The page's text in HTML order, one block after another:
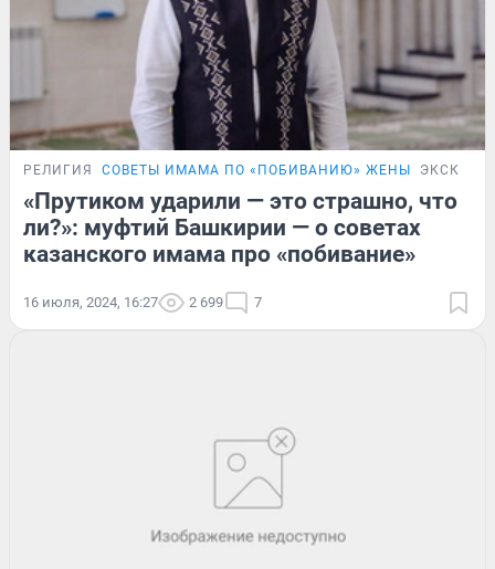
РЕЛИГИЯ СОВЕТЫ ИМАМА ПО «ПОБИВАНИЮ» ЖЕНЫ
«Прутиком ударили — это страшно, что
ли?»: муфтий Башкирии — о советах
казанского имама про «побивание»
16 июля, 2024, 16:27 2 699 7